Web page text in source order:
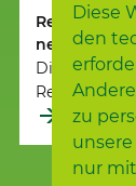
Diese
den
zu
nur
neue Amt
Die neue
Region